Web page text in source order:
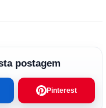
postagem
Pinterest